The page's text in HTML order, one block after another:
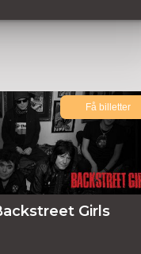
Girls
Få billetter